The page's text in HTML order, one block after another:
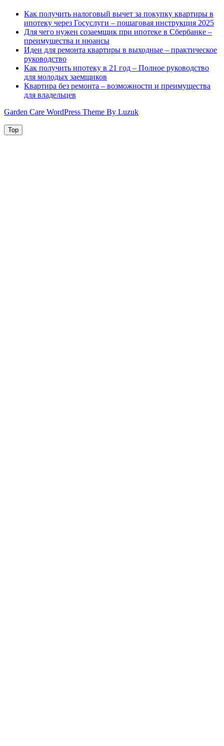
Как получить налоговый вычет за покупку квартиры в
ипотеку через Госуслуги – пошаговая инструкция 2025
Для чего нужен созаемщик при ипотеке в Сбербанке –
преимущества и нюансы
Идеи для ремонта квартиры в выходные – практическое
руководство
Как получить ипотеку в 21 год – Полное руководство
для молодых заемщиков
Квартира без ремонта – возможности и преимущества
для владельцев
Garden Care WordPress Theme By Luzuk
Top